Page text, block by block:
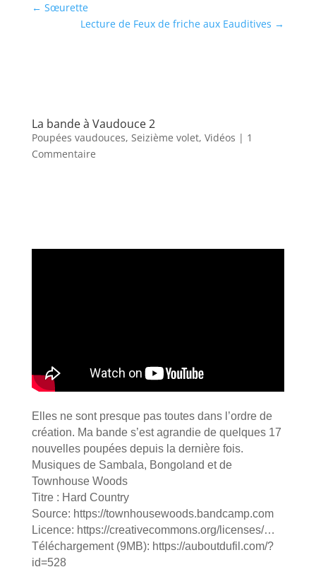
← Sœurette
Lecture de Feux de friche aux Eauditives →
La bande à Vaudouce 2
Poupées vaudouces, Seizième volet, Vidéos | 1
Commentaire
Elles ne sont presque pas toutes dans l’ordre de
création. Ma bande s’est agrandie de quelques 17
nouvelles poupées depuis la dernière fois.
Musiques de Sambala, Bongoland et de
Townhouse Woods
Titre : Hard Country
Source: https://townhousewoods.bandcamp.com
Licence: https://creativecommons.org/licenses/…
Téléchargement (9MB): https://auboutdufil.com/?
id=528